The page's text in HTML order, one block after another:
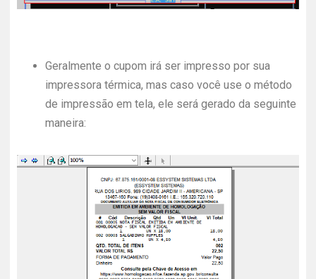
Geralmente o cupom irá ser impresso por sua
impressora térmica, mas caso você use o método
de impressão em tela, ele será gerado da seguinte
maneira: